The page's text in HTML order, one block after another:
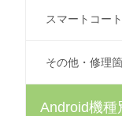
スマートコート
その他・修理
Android機種